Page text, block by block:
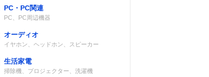
PC・PC関連
PC、PC周辺機器
オーディオ
イヤホン、ヘッドホン、スピーカー
生活家電
掃除機、プロジェクター、洗濯機